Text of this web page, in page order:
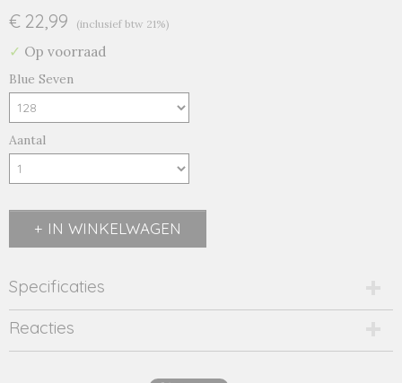
€ 22,99 (inclusief btw 21%)
✓ Op voorraad
Blue Seven
Aantal
IN WINKELWAGEN
Specificaties
Productcode
717593-15857
Reacties